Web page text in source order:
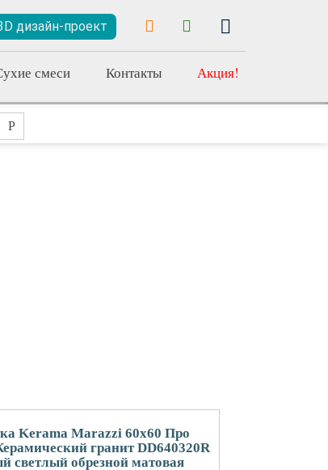
дизайн-проект
смеси Контакты Акция!
Р
Kerama Marazzi 60x60 Про
гранит DD640320R
светлый обрезной матовая